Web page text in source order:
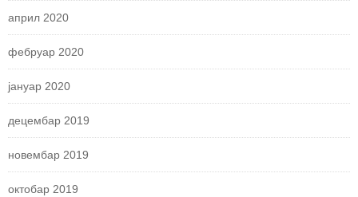
април 2020
фебруар 2020
јануар 2020
децембар 2019
новембар 2019
октобар 2019